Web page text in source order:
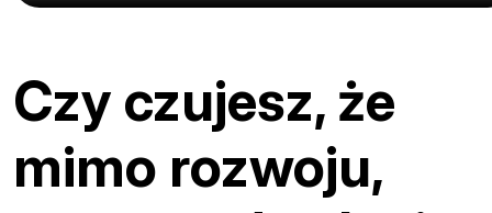
Czy czujesz, że
mimo rozwoju,